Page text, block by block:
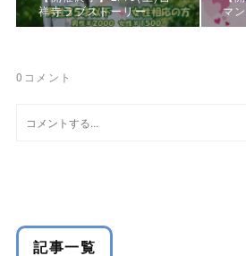
祥寺ラブストーリー
マ
0 コメント
記事一覧